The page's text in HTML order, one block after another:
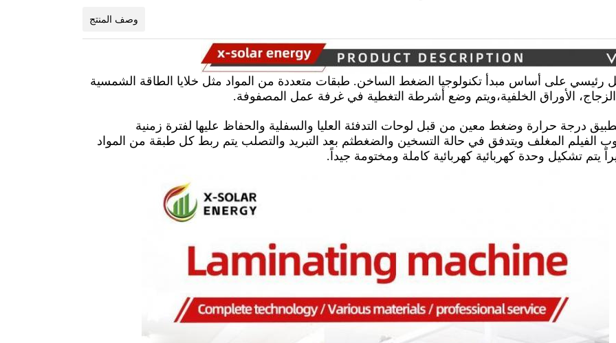
وصف المنتج
رئيسي على أساس مبدأ تكنولوجيا الضغط الساخن. طبقات متعددة من المواد مثل خلايا الطاقة الشمسية
الزجاج، الأوراق الخلفية،ويتم وضع أشرطة التغطية في غرفة عمل المصفوفة.
درجة حرارة وضغط معين من قبل لوحات التدفئة العليا والسفلية والحفاظ عليها لفترة زمنية
الفيلم المغلف ويتدفق في حالة التسخين والضغطثم بعد التبريد والتصلب يتم ربط كل طبقة من المواد
يتم تشكيل وحدة كهربائية كهربائية كاملة ومختومة جيداً.